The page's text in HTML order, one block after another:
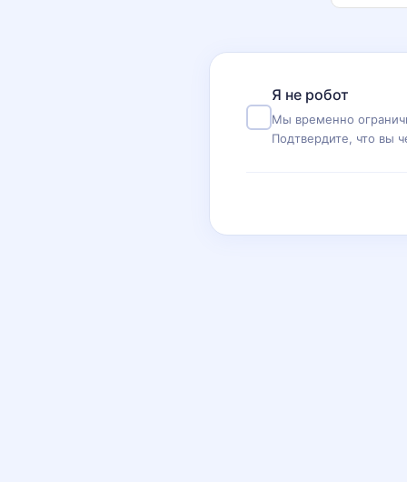
Я не робот
Мы временно
Подтвердите, что вы